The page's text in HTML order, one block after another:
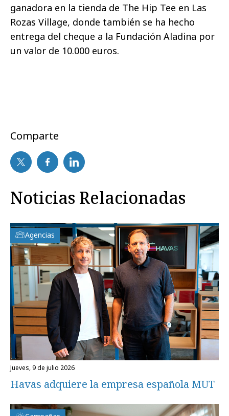
ganadora en la tienda de The Hip Tee en Las
Rozas Village, donde también se ha hecho
entrega del cheque a la Fundación Aladina por
un valor de 10.000 euros.
Comparte
Noticias Relacionadas
Agencias
jueves, 9 de julio 2026
Havas adquiere la empresa española MUT